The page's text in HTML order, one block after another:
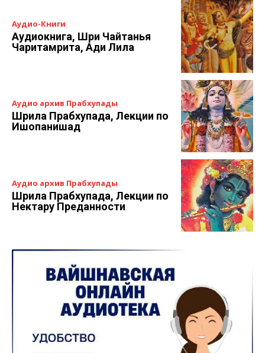
Аудио-Книги
Аудиокнига, Шри Чайтанья
Чаритамрита, Ади Лила
Аудио архив Прабхупады
Шрила Прабхупада, Лекции по
Ишопанишад
Аудио архив Прабхупады
Шрила Прабхупада, Лекции по
Нектару Преданности